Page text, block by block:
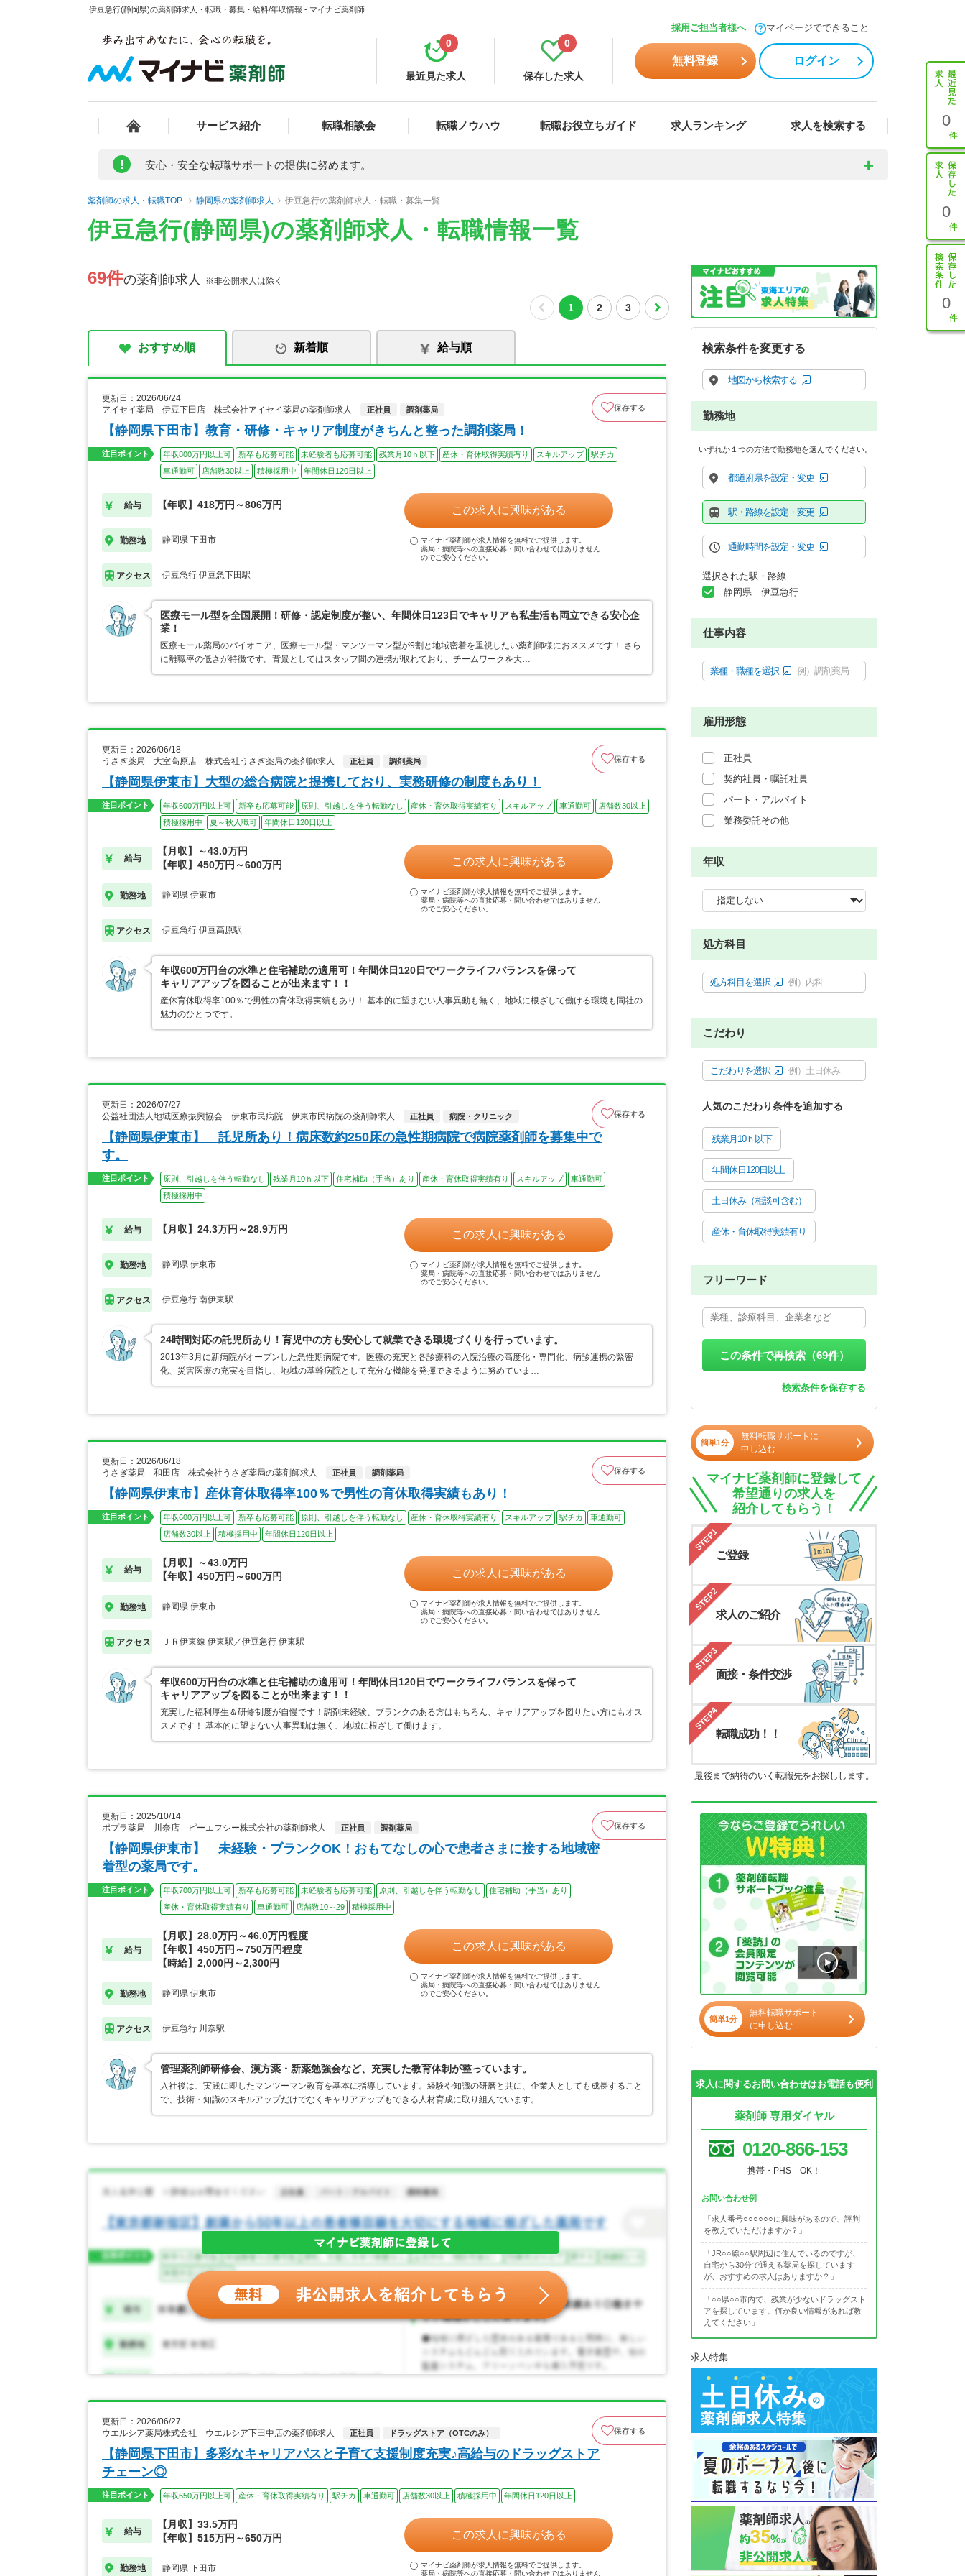
伊豆急行(静岡県)の薬剤師求人・転職・募集・給料/年収情報 - マイナビ薬剤師
採用ご担当者様へ マイページでできること
最近見た求人
0
保存した求人
0
無料登録 ログイン
サービス紹介 転職相談会 転職ノウハウ 転職お役立ちガイド 求人ランキング 求人を検索する 0
0
0
! 安心・安全な転職サポートの提供に努めます。
薬剤師の求人・転職TOP 静岡県の薬剤師求人 伊豆急行の薬剤師求人・転職・募集一覧
伊豆急行(静岡県)の薬剤師求人・転職情報一覧
69件の薬剤師求人 ※非公開求人は除く
1 2 3
おすすめ順 新着順 給与順
更新日：2026/06/24
アイセイ薬局 伊豆下田店 株式会社アイセイ薬局の薬剤師求人
正社員 調剤薬局 保存する
【静岡県下田市】教育・研修・キャリア制度がきちんと整った調剤薬局！
注目ポイント 年収800万円以上可 新卒も応募可能 未経験者も応募可能 残業月10ｈ以下 産休・育休取得実績有り スキルアップ
駅チカ
車通勤可
店舗数30以上 積極採用中 年間休日120日以上
給与 【年収】418万円～806万円
勤務地 静岡県 下田市
アクセス 伊豆急行 伊豆急下田駅
この求人に興味がある
マイナビ薬剤師が求人情報を無料でご提供します。
薬局・病院等への直接応募・問い合わせではありません
のでご安心ください。
医療モール型を全国展開！研修・認定制度が整い、年間休日123日でキャリアも私生活も両立できる安心企
業！
医療モール薬局のパイオニア、医療モール型・マンツーマン型が9割と地域密着を重視したい薬剤師様におススメです！ さら
に離職率の低さが特徴です。背景としてはスタッフ間の連携が取れており、チームワークを大…
更新日：2026/06/18
うさぎ薬局 大室高原店 株式会社うさぎ薬局の薬剤師求人
正社員 調剤薬局 保存する
【静岡県伊東市】大型の総合病院と提携しており、実務研修の制度もあり！
注目ポイント 年収600万円以上可 新卒も応募可能 原則、引越しを伴う転勤なし 産休・育休取得実績有り スキルアップ 車通勤可
店舗数30以上
積極採用中
夏～秋入職可 年間休日120日以上
給与
【月収】～43.0万円
【年収】450万円～600万円
勤務地 静岡県 伊東市
アクセス 伊豆急行 伊豆高原駅
この求人に興味がある
マイナビ薬剤師が求人情報を無料でご提供します。
薬局・病院等への直接応募・問い合わせではありません
のでご安心ください。
年収600万円台の水準と住宅補助の適用可！年間休日120日でワークライフバランスを保って
キャリアアップを図ることが出来ます！！
産休育休取得率100％で男性の育休取得実績もあり！ 基本的に望まない人事異動も無く、地域に根ざして働ける環境も同社の
魅力のひとつです。
更新日：2026/07/27
公益社団法人地域医療振興協会 伊東市民病院 伊東市民病院の薬剤師求人
正社員 病院・クリニック 保存する
【静岡県伊東市】 託児所あり！病床数約250床の急性期病院で病院薬剤師を募集中で
す。
注目ポイント 原則、引越しを伴う転勤なし 残業月10ｈ以下 住宅補助（手当）あり 産休・育休取得実績有り スキルアップ
車通勤可
積極採用中
給与 【月収】24.3万円～28.9万円
勤務地 静岡県 伊東市
アクセス 伊豆急行 南伊東駅
この求人に興味がある
マイナビ薬剤師が求人情報を無料でご提供します。
薬局・病院等への直接応募・問い合わせではありません
のでご安心ください。
24時間対応の託児所あり！育児中の方も安心して就業できる環境づくりを行っています。
2013年3月に新病院がオープンした急性期病院です。医療の充実と各診療科の入院治療の高度化・専門化、病診連携の緊密
化、災害医療の充実を目指し、地域の基幹病院として充分な機能を発揮できるように努めていま…
更新日：2026/06/18
うさぎ薬局 和田店 株式会社うさぎ薬局の薬剤師求人
正社員 調剤薬局 保存する
【静岡県伊東市】産休育休取得率100％で男性の育休取得実績もあり！
注目ポイント 年収600万円以上可 新卒も応募可能 原則、引越しを伴う転勤なし 産休・育休取得実績有り スキルアップ 駅チカ
車通勤可
店舗数30以上
積極採用中 年間休日120日以上
給与
【月収】～43.0万円
【年収】450万円～600万円
勤務地 静岡県 伊東市
アクセス ＪＲ伊東線 伊東駅／伊豆急行 伊東駅
この求人に興味がある
マイナビ薬剤師が求人情報を無料でご提供します。
薬局・病院等への直接応募・問い合わせではありません
のでご安心ください。
年収600万円台の水準と住宅補助の適用可！年間休日120日でワークライフバランスを保って
キャリアアップを図ることが出来ます！！
充実した福利厚生＆研修制度が自慢です！調剤未経験、ブランクのある方はもちろん、キャリアアップを図りたい方にもオス
スメです！ 基本的に望まない人事異動は無く、地域に根ざして働けます。
更新日：2025/10/14
ポプラ薬局 川奈店 ピーエフシー株式会社の薬剤師求人
正社員 調剤薬局 保存する
【静岡県伊東市】 未経験・ブランクOK！おもてなしの心で患者さまに接する地域密
着型の薬局です。
注目ポイント 年収700万円以上可 新卒も応募可能 未経験者も応募可能 原則、引越しを伴う転勤なし
住宅補助（手当）あり
産休・育休取得実績有り
車通勤可 店舗数10～29 積極採用中
給与
【月収】28.0万円～46.0万円程度
【年収】450万円～750万円程度
【時給】2,000円～2,300円
勤務地 静岡県 伊東市
アクセス 伊豆急行 川奈駅
この求人に興味がある
マイナビ薬剤師が求人情報を無料でご提供します。
薬局・病院等への直接応募・問い合わせではありません
のでご安心ください。
管理薬剤師研修会、漢方薬・新薬勉強会など、充実した教育体制が整っています。
入社後は、実践に即したマンツーマン教育を基本に指導しています。経験や知識の研磨と共に、企業人としても成長すること
で、技術・知識のスキルアップだけでなくキャリアアップもできる人材育成に取り組んでいます。…
更新日：2026/06/27
ウエルシア薬局株式会社 ウエルシア下田中店の薬剤師求人
正社員 ドラッグストア（OTCのみ） 保存する
【静岡県下田市】多彩なキャリアパスと子育て支援制度充実♪高給与のドラッグストア
チェーン◎
注目ポイント 年収650万円以上可 産休・育休取得実績有り 駅チカ 車通勤可 店舗数30以上 積極採用中 年間休日120日以上
給与
【月収】33.5万円
【年収】515万円～650万円
勤務地 静岡県 下田市
この求人に興味がある
マイナビ薬剤師が求人情報を無料でご提供します。
薬局・病院等への直接応募・問い合わせではありません
検索条件を変更する
地図から検索する
勤務地
いずれか１つの方法で勤務地を選んでください。
都道府県を設定・変更
駅・路線を設定・変更
通勤時間を設定・変更
選択された駅・路線
静岡県 伊豆急行
仕事内容
業種・職種を選択 例）調剤薬局
雇用形態
正社員
契約社員・嘱託社員
パート・アルバイト
業務委託その他
年収
処方科目
処方科目を選択 例）内科
こだわり
こだわりを選択 例）土日休み
人気のこだわり条件を追加する
残業月10ｈ以下
年間休日120日以上
土日休み（相談可含む）
産休・育休取得実績有り
フリーワード
この条件で再検索（69件）
検索条件を保存する
簡単1分
無料転職サポートに
申し込む
マイナビ薬剤師に登録して
希望通りの求人を
紹介してもらう！
STEP1
ご登録
STEP2
求人のご紹介
STEP3
面接・条件交渉
STEP4
転職成功！！
最後まで納得のいく転職先をお探しします。
簡単1分
無料転職サポート
に申し込む
求人に関するお問い合わせはお電話も便利
薬剤師 専用ダイヤル
0120-866-153
携帯・PHS OK！
お問い合わせ例
「求人番号○○○○○○に興味があるので、評判
を教えていただけますか？」
「JR○○線○○駅周辺に住んでいるのですが、
自宅から30分で通える薬局を探しています
が、おすすめの求人はありますか？」
「○○県○○市内で、残業が少ないドラッグスト
アを探しています。何か良い情報があれば教
えてください」
求人特集